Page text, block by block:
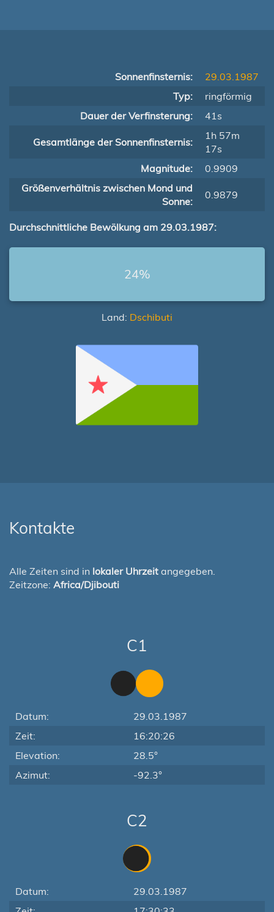
Sonnenfinsternis:
29.03.1987
Typ:
ringförmig
Dauer der Verfinsterung:
41s
Gesamtlänge der Sonnenfinsternis:
1h 57m
17s
Magnitude:
0.9909
Größenverhältnis zwischen Mond und
Sonne:
0.9879
Durchschnittliche Bewölkung am 29.03.1987:
24%
Land: Dschibuti
Kontakte
Alle Zeiten sind in lokaler Uhrzeit angegeben.
Zeitzone: Africa/Djibouti
C1
Datum:
29.03.1987
Zeit:
16:20:26
Elevation:
28.5°
Azimut:
-92.3°
C2
Datum:
29.03.1987